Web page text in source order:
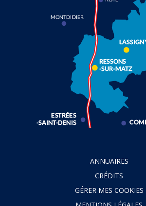
ANNUAIRES
CRÉDITS
GÉRER MES COOKIES